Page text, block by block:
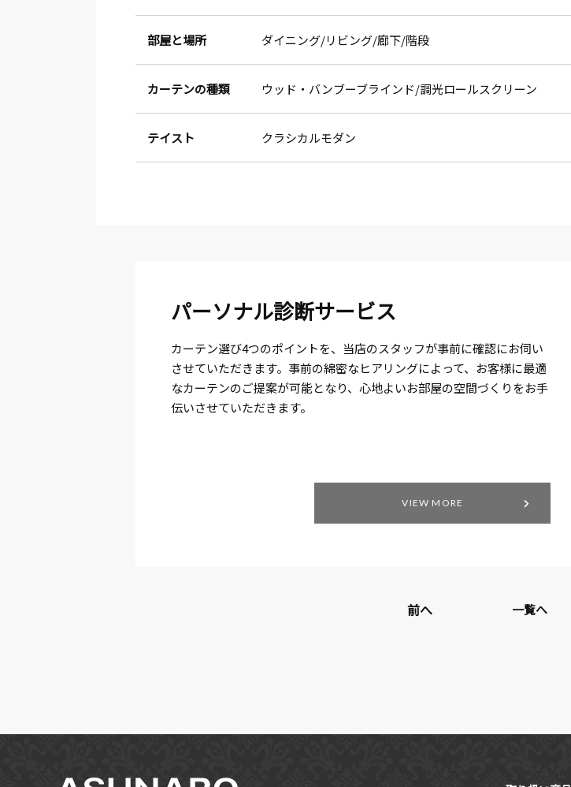
部屋と場所 ダイニング リビング 廊下 階段
カーテンの種類 ウッド・バンブーブラインド 調光ロールスクリーン
テイスト クラシカルモダン
パーソナル診断サービス
カーテン選び4つのポイントを、当店のスタッフが事前に確認にお伺い
させていただきます。事前の綿密なヒアリングによって、お客様に最適
なカーテンのご提案が可能となり、心地よいお部屋の空間づくりをお手
伝いさせていただきます。
VIEW MORE
前へ 一覧へ